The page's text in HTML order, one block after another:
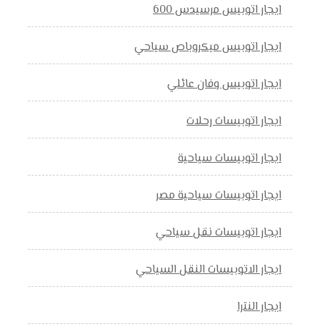
ايجار اتوبيس مرسيدس 600
ايجار اتوبيس ميكروباص سياحي
ايجار اتوبيس وفان عائلي
ايجار اتوبيسات رحلات
ايجار اتوبيسات سياحية
ايجار اتوبيسات سياحية مصر
ايجار اتوبيسات نقل سياحي
ايجار الاتوبيسات النقل السياحي
ايجار النترا